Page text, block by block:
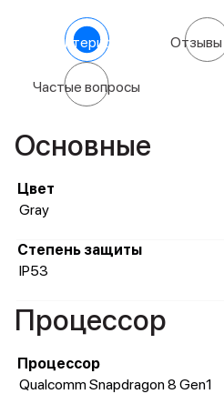
Характеристики Отзывы
Частые вопросы
Основные
Цвет
Gray
Степень защиты
IP53
Процессор
Процессор
Qualcomm Snapdragon 8 Gen1